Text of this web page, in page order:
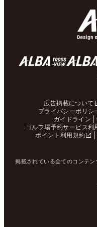
広告掲載について
プライバシーポリシ
ガイドライン
ゴルフ場予約サービス利
ポイント利用規約
掲載されている全てのコンテ